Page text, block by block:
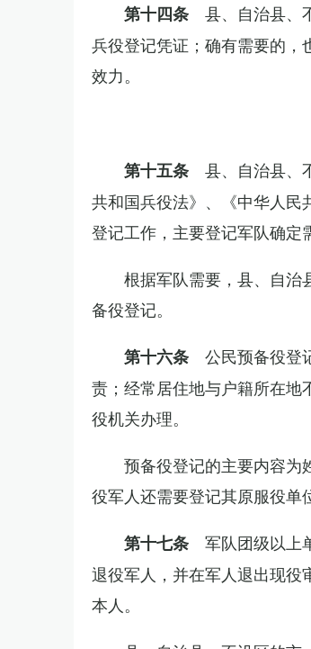
第十四条 县、自治县、
兵役登记凭证；确有需要的
效力。
第十五条 县、自治县、
共和国兵役法》、《中华人民
登记工作，主要登记军队确定
根据军队需要，县、自治
备役登记。
第十六条 公民预备役登
责；经常居住地与户籍所在
役机关办理。
预备役登记的主要内容为
役军人还需要登记其原服役单
第十七条 军队团级以上
退役军人，并在军人退出现役
本人。